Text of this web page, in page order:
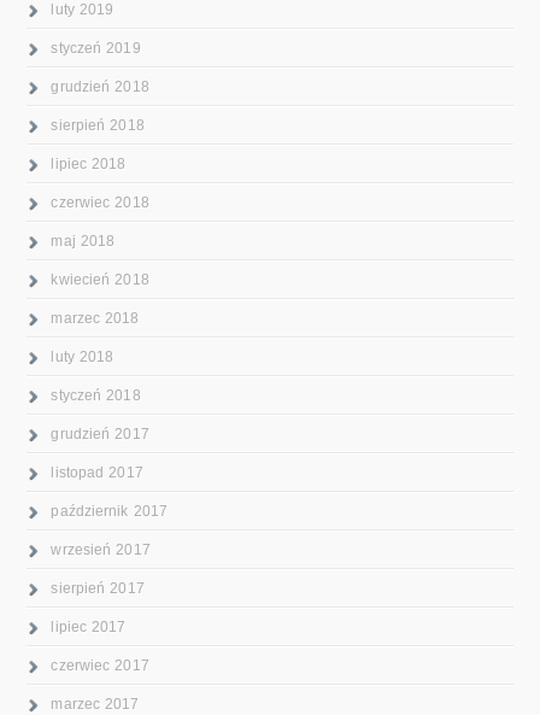
luty 2019
styczeń 2019
grudzień 2018
sierpień 2018
lipiec 2018
czerwiec 2018
maj 2018
kwiecień 2018
marzec 2018
luty 2018
styczeń 2018
grudzień 2017
listopad 2017
październik 2017
wrzesień 2017
sierpień 2017
lipiec 2017
czerwiec 2017
marzec 2017